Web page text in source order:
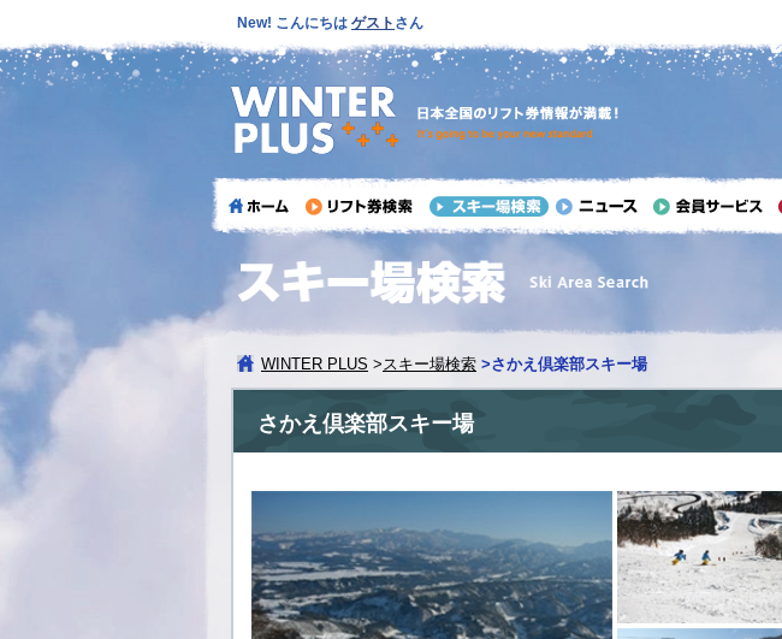
New! こんにちは ゲスト さん
WINTER PLUS >スキー場検索 >さかえ倶楽部スキー場
さかえ倶楽部スキー場